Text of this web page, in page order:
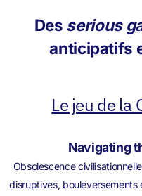
Des serious
anticipatifs
Le jeu de la
Navigating
Obsolescence
disruptives, bouleversements